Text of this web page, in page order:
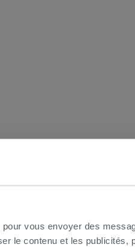
vous envoyer des
le contenu et les publicités,
ÉGALEMENT